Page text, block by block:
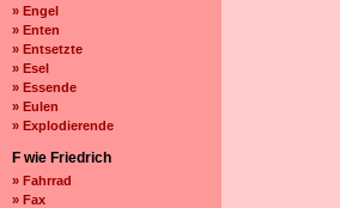
» Engel
» Enten
» Entsetzte
» Esel
» Essende
» Eulen
» Explodierende
F wie Friedrich
» Fahrrad
» Fax